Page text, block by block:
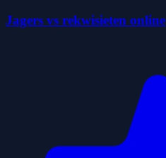
Jagers vs rekwisieten online